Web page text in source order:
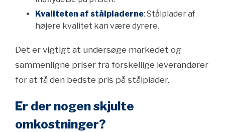
Kvaliteten af stålpladerne: Stålplader af
højere kvalitet kan være dyrere.
Det er vigtigt at undersøge markedet og
sammenligne priser fra forskellige leverandører
for at få den bedste pris på stålplader.
Er der nogen skjulte
omkostninger?